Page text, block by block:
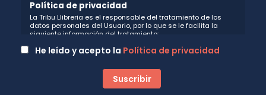
Política de privacidad
La Tribu Llibreria es el responsable del tratamiento de los
datos personales del Usuario, por lo que se le facilita la
siguiente información del tratamiento:
Fin del tratamiento: mantener una relación de envío de
comunicaciones y noticias sobre nuestros servicios y
boletín. Igualmente utilizaremos sus datos de contacto para
enviarle información sobre productos o servicios que puedan
He leído y acepto la Política de privacidad